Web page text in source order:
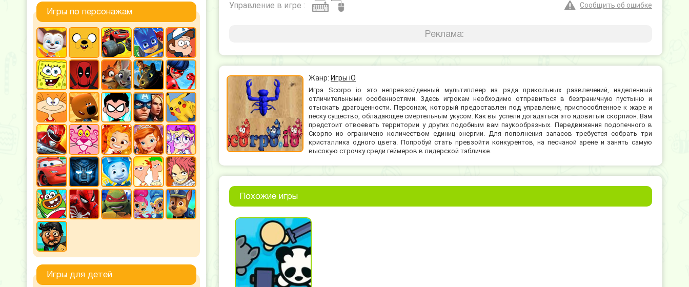
Игры по персонажам
Игры для детей
Управление в игре : Сообщить об ошибке
Реклама:
Жанр: Игры iO
Игра Scorpo io это непревзойденный мультиплеер из ряда прикольных развлечений, наделенный
отличительными особенностями. Здесь игрокам необходимо отправиться в безграничную пустыню и
отыскать драгоценности. Персонаж, который предоставлен под управление, приспособленное к жаре и
песку существо, обладающее смертельным укусом. Как вы успели догадаться это ядовитый скорпион. Вам
предстоит отвоевать территории у других подобным вам паукообразных. Передвижения подопечного в
Скорпо ио ограничено количеством единиц энергии. Для пополнения запасов требуется собрать три
кристаллика одного цвета. Попробуй стать превзойти конкурентов, на песчаной арене и занять самую
высокую строчку среди геймеров в лидерской табличке.
Похожие игры